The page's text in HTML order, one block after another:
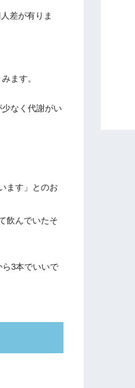
差が有りま
ます。
なく代謝がい
ます」とのお
飲んでいたそ
3本でいいで